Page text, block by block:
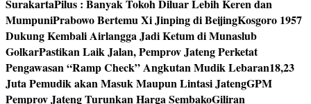
SurakartaPilus : Banyak Tokoh Diluar Lebih Keren dan
MumpuniPrabowo Bertemu Xi Jinping di BeijingKosgoro 1957
Dukung Kembali Airlangga Jadi Ketum di Munaslub
GolkarPastikan Laik Jalan, Pemprov Jateng Perketat
Pengawasan “Ramp Check” Angkutan Mudik Lebaran18,23
Juta Pemudik akan Masuk Maupun Lintasi JatengGPM
Pemprov Jateng Turunkan Harga SembakoGiliran